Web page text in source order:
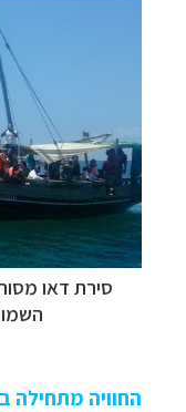
סירת דאו
החוויה מתחילה